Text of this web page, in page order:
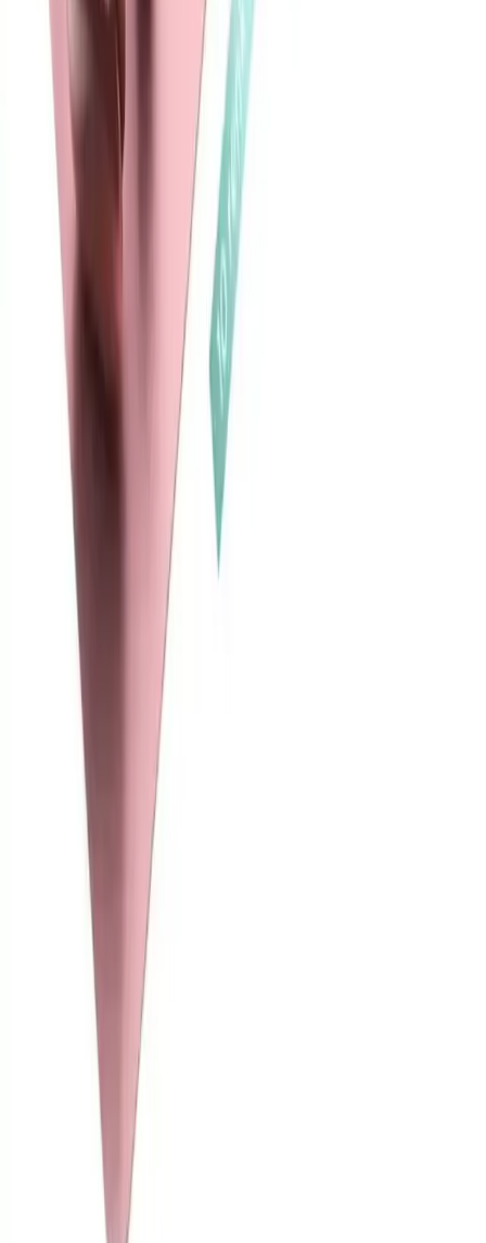
iPhone 15 Pro Max için Şeffaf Silikon Kılıf: Koruma
Yüksek kaliteli silikon malzemeden üretilen bu şeffaf kılıf, iPhone
15 Pro Max'inizi darbelerden korurken orijinal tasarımı gösterir,
pratik kullanım sağlar ve renk seçeneğiyle kişisel tarzınıza uygunluk
Daha fazla bilgi edinin
Xiaomi Redmi Note 10 ve Note 10s için Kadife
Dokulu Silikon Kılıf İncelemesi
Kadife dokulu silikon kılıf, Xiaomi Redmi Note 10 ve Note 10s
modelleri için şık ve dayanıklı koruma sunar. Esneklik ve kolay
erişim özellikleriyle günlük kullanımda ideal tercihtir.
Daha fazla bilgi edinin